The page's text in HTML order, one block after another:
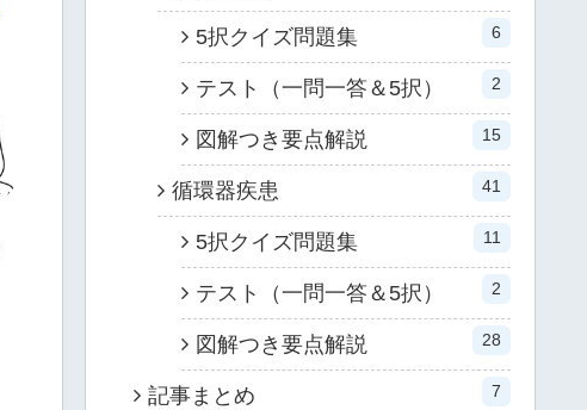
5択クイズ問題集 6
テスト（一問一答＆5択） 2
図解つき要点解説 15
循環器疾患 41
5択クイズ問題集 11
テスト（一問一答＆5択） 2
図解つき要点解説 28
記事まとめ 7